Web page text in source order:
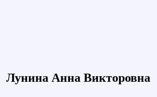
Лунина Анна Викторовна